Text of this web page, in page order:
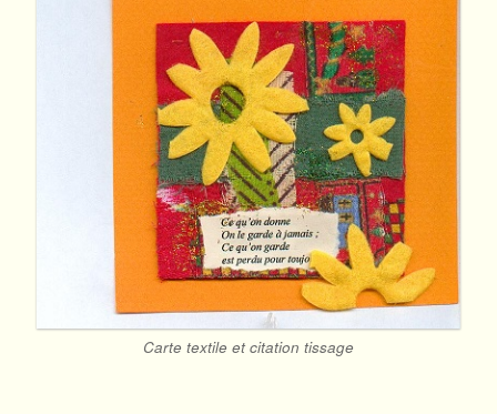
Carte textile et citation tissage